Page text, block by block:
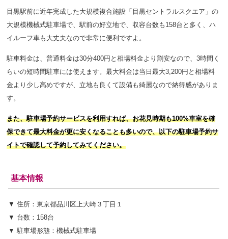
目黒駅前に近年完成した大規模複合施設「目黒セントラルスクエア」の
大規模機械式駐車場で、駅前の好立地で、収容台数も158台と多く、ハ
イルーフ車も大丈夫なので非常に便利ですよ。
駐車料金は、普通料金は30分400円と相場料金より割安なので、3時間く
らいの短時間駐車には使えます。最大料金は当日最大3,200円と相場料
金より少し高めですが、立地も良くて設備も綺麗なので納得感がありま
す。
また、駐車場予約サービスを利用すれば、お花見時期も100%車室を確
保できて最大料金が更に安くなることも多いので、以下の駐車場予約サ
イトで確認して予約してみてください。
基本情報
▼ 住所：東京都品川区上大崎３丁目１
▼ 台数：158台
▼ 駐車場形態：機械式駐車場